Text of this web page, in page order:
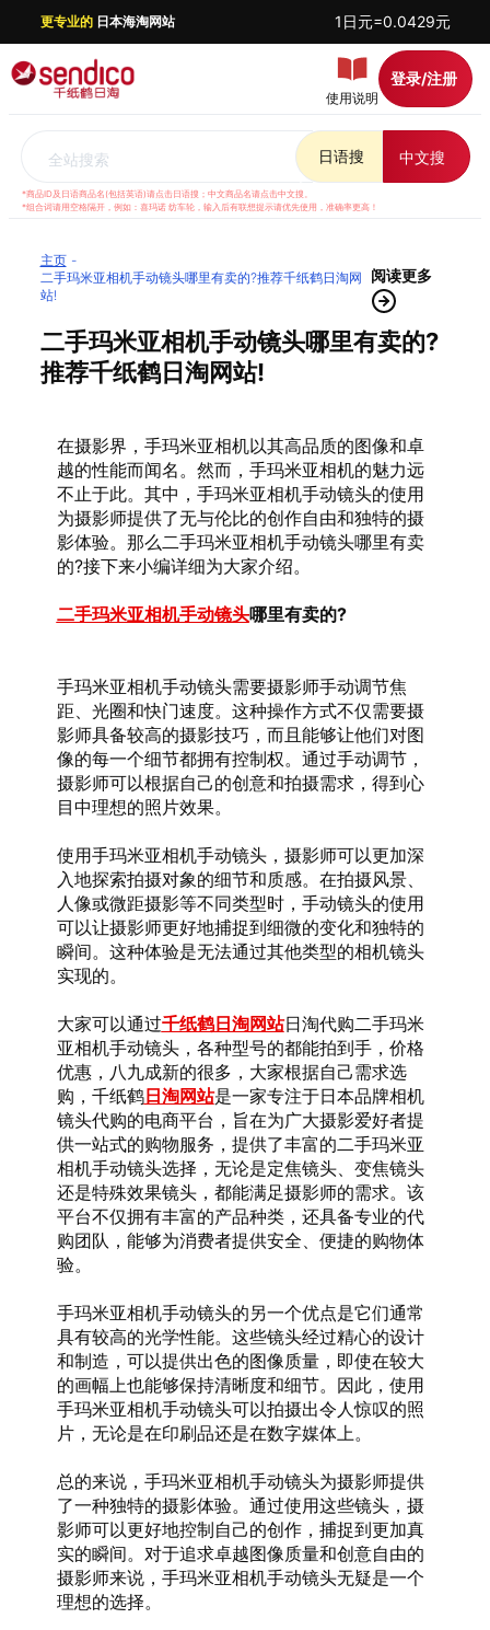
更专业的日本海淘网站 1日元=0.0429元
使用说明
登录/注册
全站搜索 日语搜 中文搜
*商品ID及日语商品名(包括英语)请点击日语搜；中文商品名请点击中文搜。
*组合词请用空格隔开，例如：喜玛诺 纺车轮，输入后有联想提示请优先使用，准确率更高！
主页
二手玛米亚相机手动镜头哪里有卖的?推荐千纸鹤日淘网
站!
阅读更多
二手玛米亚相机手动镜头哪里有卖的?
推荐千纸鹤日淘网站!
在摄影界，手玛米亚相机以其高品质的图像和卓
越的性能而闻名。然而，手玛米亚相机的魅力远
不止于此。其中，手玛米亚相机手动镜头的使用
为摄影师提供了无与伦比的创作自由和独特的摄
影体验。那么二手玛米亚相机手动镜头哪里有卖
的?接下来小编详细为大家介绍。
二手玛米亚相机手动镜头哪里有卖的?
手玛米亚相机手动镜头需要摄影师手动调节焦
距、光圈和快门速度。这种操作方式不仅需要摄
影师具备较高的摄影技巧，而且能够让他们对图
像的每一个细节都拥有控制权。通过手动调节，
摄影师可以根据自己的创意和拍摄需求，得到心
目中理想的照片效果。
使用手玛米亚相机手动镜头，摄影师可以更加深
入地探索拍摄对象的细节和质感。在拍摄风景、
人像或微距摄影等不同类型时，手动镜头的使用
可以让摄影师更好地捕捉到细微的变化和独特的
瞬间。这种体验是无法通过其他类型的相机镜头
实现的。
大家可以通过千纸鹤日淘网站日淘代购二手玛米
亚相机手动镜头，各种型号的都能拍到手，价格
优惠，八九成新的很多，大家根据自己需求选
购，千纸鹤日淘网站是一家专注于日本品牌相机
镜头代购的电商平台，旨在为广大摄影爱好者提
供一站式的购物服务，提供了丰富的二手玛米亚
相机手动镜头选择，无论是定焦镜头、变焦镜头
还是特殊效果镜头，都能满足摄影师的需求。该
平台不仅拥有丰富的产品种类，还具备专业的代
购团队，能够为消费者提供安全、便捷的购物体
验。
手玛米亚相机手动镜头的另一个优点是它们通常
具有较高的光学性能。这些镜头经过精心的设计
和制造，可以提供出色的图像质量，即使在较大
的画幅上也能够保持清晰度和细节。因此，使用
手玛米亚相机手动镜头可以拍摄出令人惊叹的照
片，无论是在印刷品还是在数字媒体上。
总的来说，手玛米亚相机手动镜头为摄影师提供
了一种独特的摄影体验。通过使用这些镜头，摄
影师可以更好地控制自己的创作，捕捉到更加真
实的瞬间。对于追求卓越图像质量和创意自由的
摄影师来说，手玛米亚相机手动镜头无疑是一个
理想的选择。